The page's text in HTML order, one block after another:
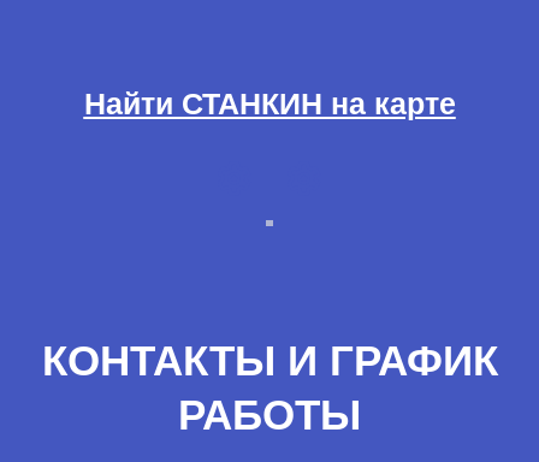
Найти СТАНКИН на карте
КОНТАКТЫ И ГРАФИК
РАБОТЫ